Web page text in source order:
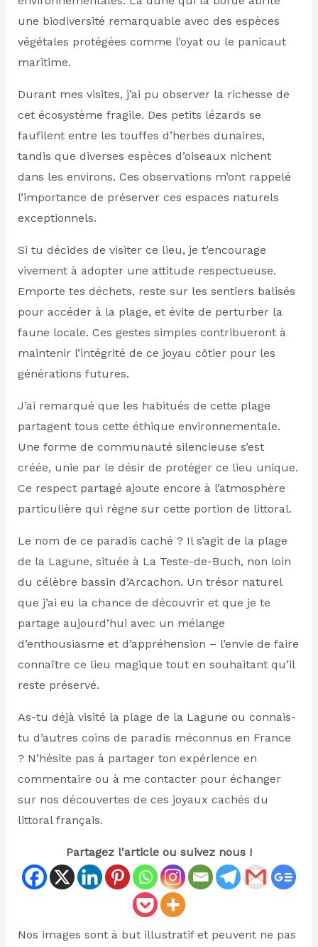
une biodiversité remarquable avec des espèces
végétales protégées comme l’oyat ou le panicaut
maritime.
Durant mes visites, j’ai pu observer la richesse de
cet écosystème fragile. Des petits lézards se
faufilent entre les touffes d’herbes dunaires,
tandis que diverses espèces d’oiseaux nichent
dans les environs. Ces observations m’ont rappelé
l’importance de préserver ces espaces naturels
exceptionnels.
Si tu décides de visiter ce lieu, je t’encourage
vivement à adopter une attitude respectueuse.
Emporte tes déchets, reste sur les sentiers balisés
pour accéder à la plage, et évite de perturber la
faune locale. Ces gestes simples contribueront à
maintenir l’intégrité de ce joyau côtier pour les
générations futures.
J’ai remarqué que les habitués de cette plage
partagent tous cette éthique environnementale.
Une forme de communauté silencieuse s’est
créée, unie par le désir de protéger ce lieu unique.
Ce respect partagé ajoute encore à l’atmosphère
particulière qui règne sur cette portion de littoral.
Le nom de ce paradis caché ? Il s’agit de la plage
de la Lagune, située à La Teste-de-Buch, non loin
du célèbre bassin d’Arcachon. Un trésor naturel
que j’ai eu la chance de découvrir et que je te
partage aujourd’hui avec un mélange
d’enthousiasme et d’appréhension – l’envie de faire
connaître ce lieu magique tout en souhaitant qu’il
reste préservé.
As-tu déjà visité la plage de la Lagune ou connais-
tu d’autres coins de paradis méconnus en France
? N’hésite pas à partager ton expérience en
commentaire ou à me contacter pour échanger
sur nos découvertes de ces joyaux cachés du
littoral français.
Partagez l'article ou suivez nous !
Nos images sont à but illustratif et peuvent ne pas